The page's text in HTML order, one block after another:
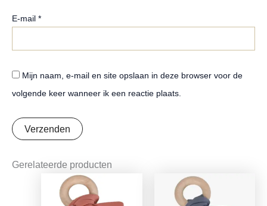
E-mail *
Mijn naam, e-mail en site opslaan in deze browser voor de
volgende keer wanneer ik een reactie plaats.
Gerelateerde producten
Oorspronkelijke
prijs
was:
Huidige
prijs
is:
Oorspronkelijke
prijs
was:
Huidige
prijs
is: